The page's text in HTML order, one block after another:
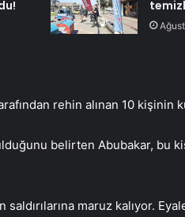
rehin alınan 10 kişinin
belirten Abubakar, bu
maruz kalıyor.